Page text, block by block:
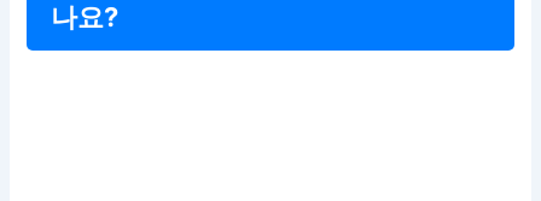
나요?